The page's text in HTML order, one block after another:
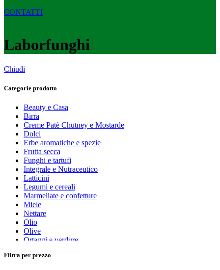
CONTATTI
Laborfunghi
Chiudi
Categorie prodotto
Beauty e Casa
Birra
Creme Patè Chutney e Mostarde
Dolci
Erbe aromatiche e spezie
Frutta secca
Funghi e tartufi
Integrale e Nutraceutico
Latticini
Legumi e cereali
Marmellate e confetture
Miele
Nettare
Olio
Olive
Ortaggi e verdure
Peperoncino
Filtra per prezzo